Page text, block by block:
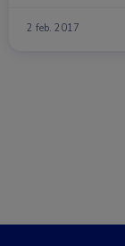
2 feb. 2017